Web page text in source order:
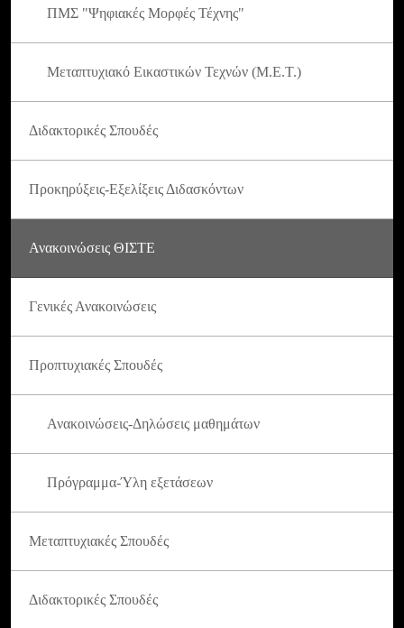
ΠΜΣ "Ψηφιακές Μορφές Τέχνης"
Μεταπτυχιακό Εικαστικών Τεχνών (Μ.Ε.Τ.)
Διδακτορικές Σπουδές
Προκηρύξεις-Εξελίξεις Διδασκόντων
Ανακοινώσεις ΘΙΣΤΕ
Γενικές Ανακοινώσεις
Προπτυχιακές Σπουδές
Ανακοινώσεις-Δηλώσεις μαθημάτων
Πρόγραμμα-Ύλη εξετάσεων
Μεταπτυχιακές Σπουδές
Διδακτορικές Σπουδές